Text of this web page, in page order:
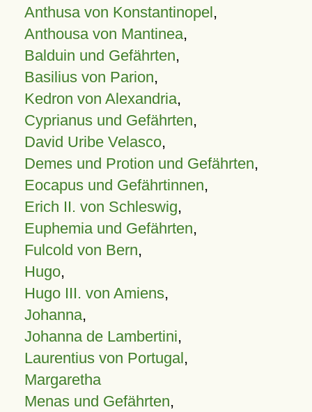
Anthusa von Konstantinopel,
Anthousa von Mantinea,
Balduin und Gefährten,
Basilius von Parion,
Kedron von Alexandria,
Cyprianus und Gefährten,
David Uribe Velasco,
Demes und Protion und Gefährten,
Eocapus und Gefährtinnen,
Erich II. von Schleswig,
Euphemia und Gefährten,
Fulcold von Bern,
Hugo,
Hugo III. von Amiens,
Johanna,
Johanna de Lambertini,
Laurentius von Portugal,
Margaretha
Menas und Gefährten,